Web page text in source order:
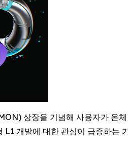
상장을 기념해 사용자가 온체
L1 개발에 대한 관심이 급증하는